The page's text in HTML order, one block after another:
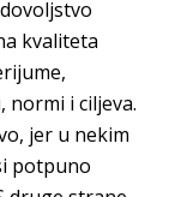
kvaliteta
i ciljeva.
jer u nekim
potpuno